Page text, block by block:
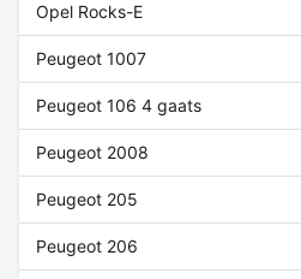
Opel Rocks-E
Peugeot 1007
Peugeot 106 4 gaats
Peugeot 2008
Peugeot 205
Peugeot 206